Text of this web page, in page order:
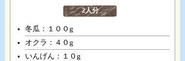
2人分
冬瓜：１００g
オクラ：４０g
いんげん：１０g